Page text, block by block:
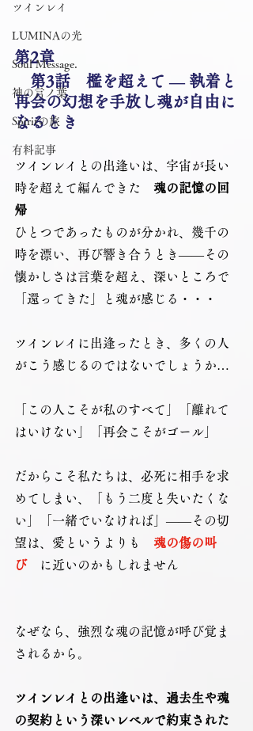
ツインレイ
LUMINAの光
Soul Message.
神の言ノ葉
Spiritの旅
有料記事
第2章
第3話　檻を超えて ― 執着と
再会の幻想を手放し魂が自由に
なるとき
ツインレイとの出逢いは、宇宙が長い
時を超えて編んできた 魂の記憶の回
帰
ひとつであったものが分かれ、幾千の
時を漂い、再び響き合うとき――その
懐かしさは言葉を超え、深いところで
「還ってきた」と魂が感じる・・・
ツインレイに出逢ったとき、多くの人
がこう感じるのではないでしょうか…
「この人こそが私のすべて」「離れて
はいけない」「再会こそがゴール」
だからこそ私たちは、必死に相手を求
めてしまい、「もう二度と失いたくな
い」「一緒でいなければ」――その切
望は、愛というよりも 魂の傷の叫
び
に近いのかもしれません
なぜなら、強烈な魂の記憶が呼び覚ま
されるから。
ツインレイとの出逢いは、過去生や魂
の契約という深いレベルで約束された